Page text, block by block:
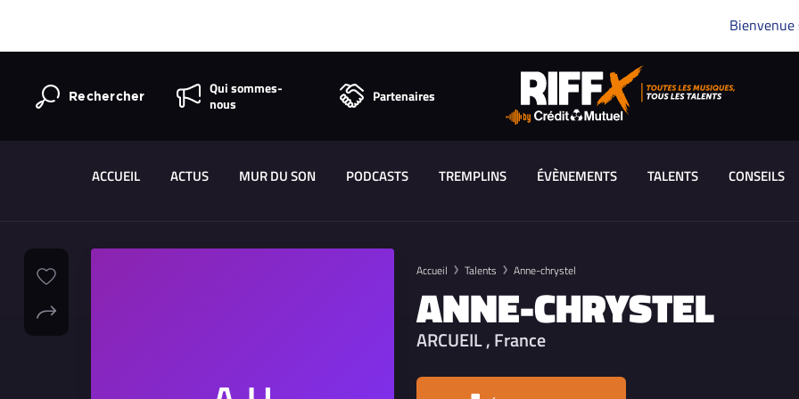
Bienvenue
Rechercher
Qui sommes-
nous
Partenaires
ACCUEIL ACTUS MUR DU SON PODCASTS TREMPLINS ÉVÈNEMENTS TALENTS CONSEILS
Accueil Talents Anne-chrystel
ANNE-CHRYSTEL
ARCUEIL , France